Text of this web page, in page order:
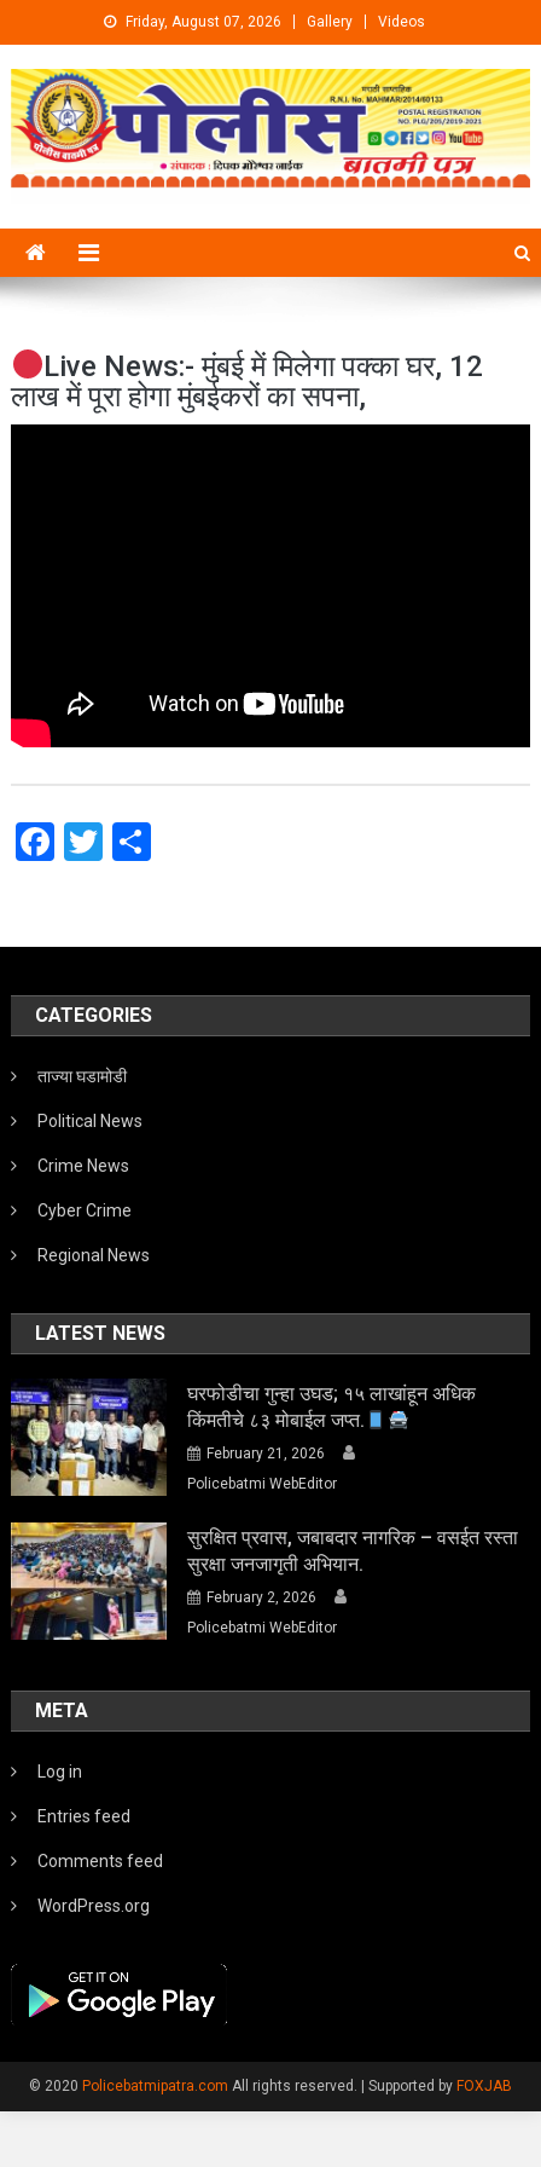
Skip to content Friday, August 07, 2026 Gallery Videos
Live News:- मुंबई में मिलेगा पक्का घर, 12
लाख में पूरा होगा मुंबईकरों का सपना,
Facebook
Twitter
Share
CATEGORIES
ताज्या घडामोडी
Political News
Crime News
Cyber Crime
Regional News
LATEST NEWS
घरफोडीचा गुन्हा उघड; १५ लाखांहून अधिक
किंमतीचे ८३ मोबाईल जप्त.
February 21, 2026
Policebatmi WebEditor
सुरक्षित प्रवास, जबाबदार नागरिक – वसईत रस्ता
सुरक्षा जनजागृती अभियान.
February 2, 2026
Policebatmi WebEditor
META
Log in
Entries feed
Comments feed
WordPress.org
© 2020 Policebatmipatra.com All rights reserved. Supported by FOXJAB